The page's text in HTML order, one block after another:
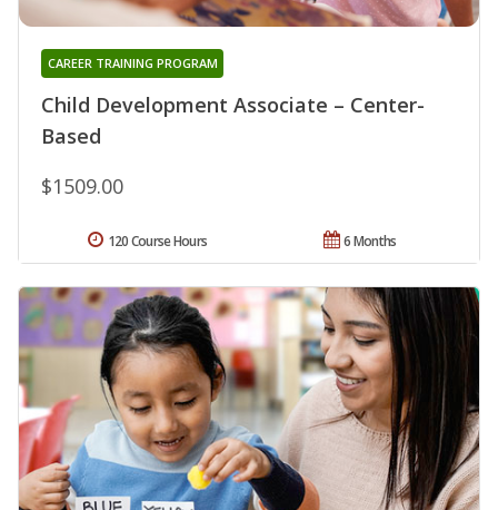
Child Development Associate – Center-
Based
CAREER TRAINING PROGRAM
$1509.00
6 Months
120 Course Hours